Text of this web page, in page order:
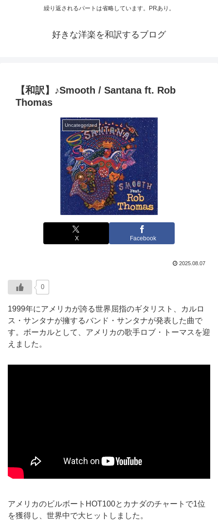
繰り返されるパートは省略しています。PRあり。
好きな洋楽を和訳するブログ
【和訳】♪Smooth / Santana ft. Rob
Thomas
Uncategorized
X Facebook
2025.08.07
0
1999年にアメリカが誇る世界屈指のギタリスト、カルロ
ス・サンタナが擁するバンド・サンタナが発表した曲で
す。ボーカルとして、アメリカの歌手ロブ・トーマスを迎
えました。
アメリカのビルボートHOT100とカナダのチャートで1位
を獲得し、世界中で大ヒットしました。